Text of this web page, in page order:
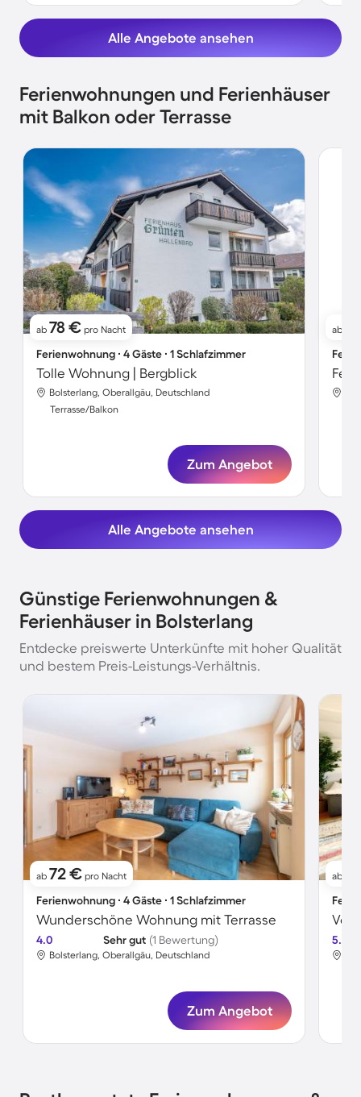
Alle Angebote ansehen
Ferienwohnungen und Ferienhäuser
mit Balkon oder Terrasse
ab 78 € pro Nacht
Ferienwohnung ∙ 4 Gäste ∙ 1 Schlafzimmer
Tolle Wohnung | Bergblick
Bolsterlang, Oberallgäu, Deutschland
Terrasse/Balkon
Zum Angebot
ab
Alle Angebote ansehen
Günstige Ferienwohnungen &
Ferienhäuser in Bolsterlang
Entdecke preiswerte Unterkünfte mit hoher Qualität
und bestem Preis-Leistungs-Verhältnis.
ab 72 € pro Nacht
Ferienwohnung ∙ 4 Gäste ∙ 1 Schlafzimmer
Wunderschöne Wohnung mit Terrasse
4.0 Sehr gut (1 Bewertung)
Bolsterlang, Oberallgäu, Deutschland
Zum Angebot
ab
5.0